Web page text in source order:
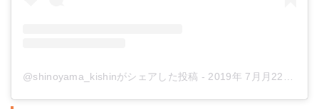
@shinoyama_kishinがシェアした投稿 - 2019年 7月月22日午前7時44分PDT